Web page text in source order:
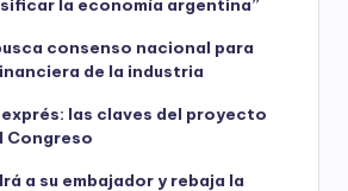
la economía argentina”
consenso nacional para
de la industria
las claves del proyecto
Congreso
a su embajador y rebaja la